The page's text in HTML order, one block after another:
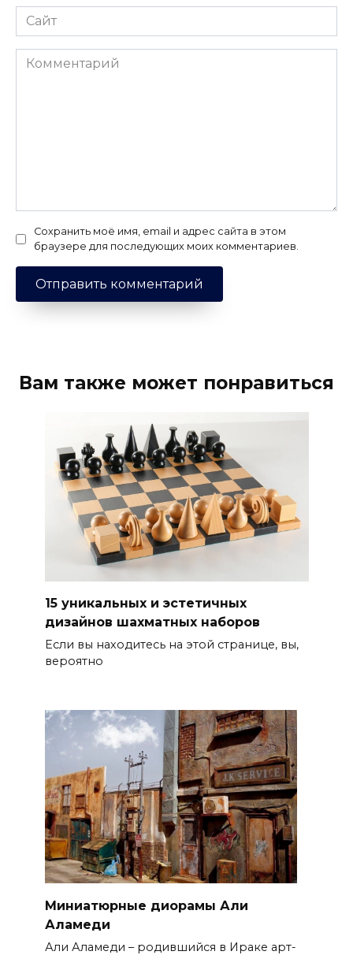
Сайт
Комментарий
Сохранить моё имя, email и адрес сайта в этом
браузере для последующих моих комментариев.
Вам также может понравиться
15 уникальных и эстетичных
дизайнов шахматных наборов
Если вы находитесь на этой странице, вы,
вероятно
Миниатюрные диорамы Али
Аламеди
Али Аламеди – родившийся в Ираке арт-